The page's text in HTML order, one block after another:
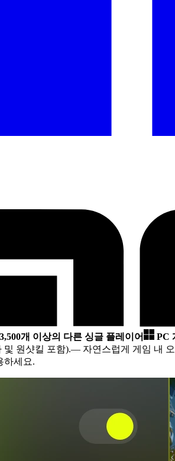
3,500개 이상의 다른 싱글 플레이어 PC
및 원샷킬 포함).— 자연스럽게 게임 내
하세요.